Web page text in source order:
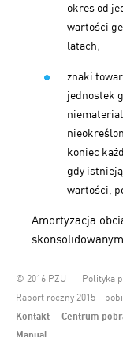
okres od
wartości
latach;
znaki
jednostek
koniec
gdy
wartości,
Amortyzacja
© 2016 PZU Polityka
Raport roczny 2015 –
Kontakt
Centrum